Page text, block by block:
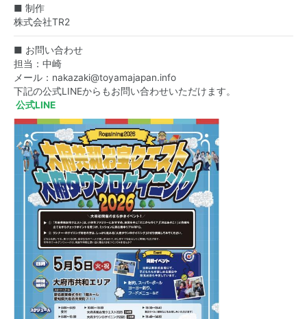
■ 制作
株式会社TR2
■ お問い合わせ
担当：中崎
メール： nakazaki@toyamajapan.info
下記の公式LINEからもお問い合わせいただけます。
公式LINE